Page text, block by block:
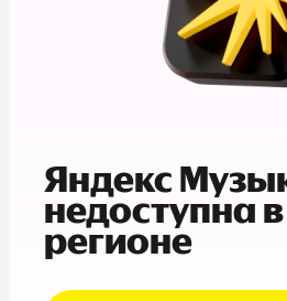
Яндекс
недоступна
регионе